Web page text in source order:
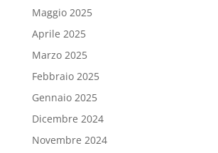
Maggio 2025
Aprile 2025
Marzo 2025
Febbraio 2025
Gennaio 2025
Dicembre 2024
Novembre 2024